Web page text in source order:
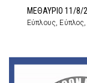
ΜΕΘΑΥΡΙΟ 11/8/
Εύπλους,